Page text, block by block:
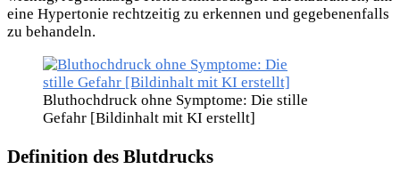
eine Hypertonie rechtzeitig zu erkennen und gegebenenfalls
zu behandeln.
Bluthochdruck ohne Symptome: Die stille
Gefahr [Bildinhalt mit KI erstellt]
Definition des Blutdrucks